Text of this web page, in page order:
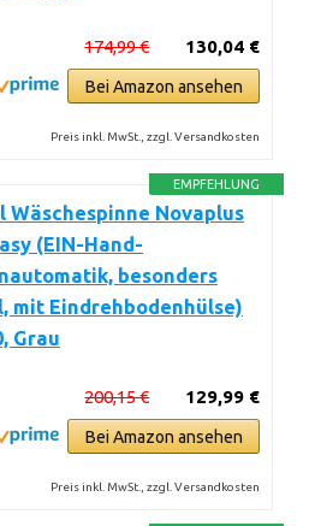
130,04 €
174,99 €
Bei Amazon ansehen
Preis inkl. MwSt., zzgl. Versandkosten
EMPFEHLUNG
Wäschespinne Novaplus
(EIN-Hand-
besonders
mit Eindrehbodenhülse)
Grau
129,99 €
200,15 €
Bei Amazon ansehen
Preis inkl. MwSt., zzgl. Versandkosten